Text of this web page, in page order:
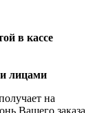
в кассе
лицами
на